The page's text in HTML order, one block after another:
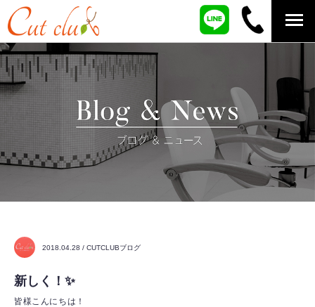
2018.04.28 / CUTCLUBブログ
新しく！✨
皆様こんにちは！